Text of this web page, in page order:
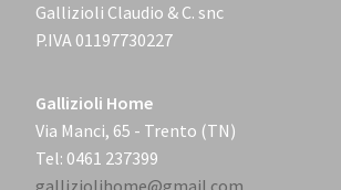
Gallizioli Claudio & C. snc
P.IVA 01197730227
Gallizioli Home
Via Manci, 65 - Trento (TN)
Tel: 0461 237399